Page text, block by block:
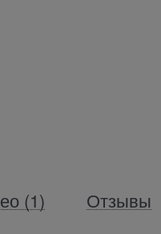
(1) Отзывы